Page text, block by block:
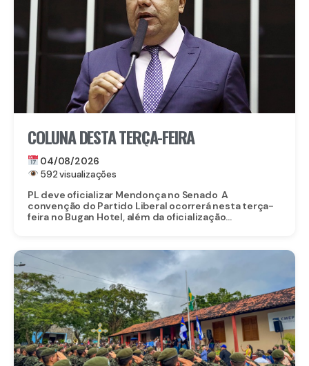
COLUNA DESTA TERÇA-FEIRA
04/08/2026
592 visualizações
PL deve oficializar Mendonça no Senado A
convenção do Partido Liberal ocorrerá nesta terça-
feira no Bugan Hotel, além da oficialização...